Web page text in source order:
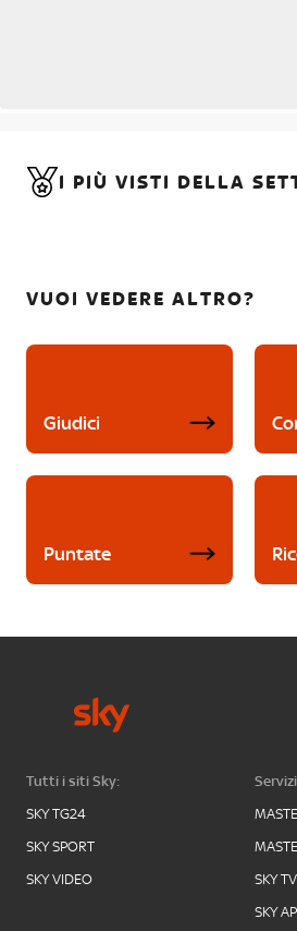
I PIÙ VISTI DELLA
VUOI VEDERE ALTRO?
Giudici
Puntate
Tutti i siti Sky:
SKY TG24
SKY SPORT
SKY VIDEO
SKY TV
SKY